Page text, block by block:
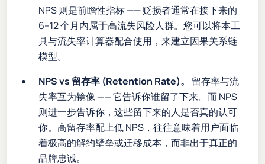
NPS 则是前瞻性指标 —— 贬损者通常在接下来的
6–12 个月内属于高流失风险人群。您可以将本工
具与流失率计算器配合使用，来建立因果关系链
模型。
NPS vs 留存率 (Retention Rate)。
留存率与流
失率互为镜像 —— 它告诉你谁留了下来。而 NPS
则进一步告诉你，这些留下来的人是否真的认可
你。高留存率配上低 NPS，往往意味着用户面临
着极高的解约壁垒或迁移成本，而非出于真正的
品牌忠诚。